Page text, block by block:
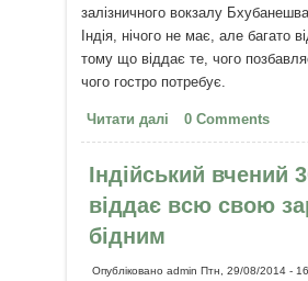
залізничного вокзалу
Індія, нічого не має, але багато
тому що віддає те, чого
чого гостро потребує.
Читати далі про Людина Бога
0 Comments
Індійський вчений
віддає всю свою
бідним
Опублікованоadmin Птн, 29/08/2014 -